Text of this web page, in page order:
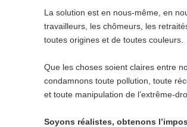
La solution est en nous-même, en
travailleurs, les chômeurs, les
toutes origines et de toutes couleurs.
Que les choses soient claires entre
condamnons toute pollution, toute
et toute manipulation de l’extrême-
Soyons réalistes, obtenons